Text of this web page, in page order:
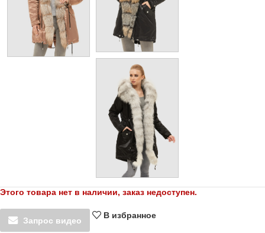
Этого товара нет в наличии, заказ недоступен.
Запрос видео
В избранное